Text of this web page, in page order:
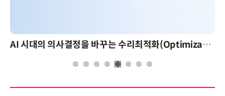
AI 시대의 의사결정을 바꾸는 수리최적화(Optimization): 실제 산업 적용 사례와 활용 전략